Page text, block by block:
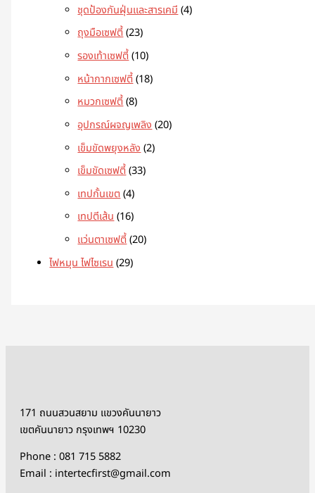
ชุดป้องกันฝุ่นและสารเคมี 4
ถุงมือเซฟตี้ 23
รองเท้าเซฟตี้ 10
หน้ากากเซฟตี้ 18
หมวกเซฟตี้ 8
อุปกรณ์ผจญเพลิง 20
เข็มขัดพยุงหลัง 2
เข็มขัดเซฟตี้ 33
เทปกั้นเขต 4
เทปตีเส้น 16
แว่นตาเซฟตี้ 20
ไฟหมุน ไฟไซเรน 29
171 ถนนสวนสยาม แขวงคันนายาว
เขตคันนายาว กรุงเทพฯ 10230
Phone : 081 715 5882
Email : intertecfirst@gmail.com